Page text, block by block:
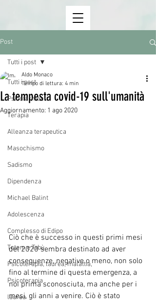
Post
Tutti i post
Psicofarmaci
Terapia
Alleanza terapeutica
Masochismo
Sadismo
Dipendenza
Michael Balint
Adolescenza
Complesso di Edipo
Totem e Tabù
Psicoterapia, laurea, malattia,
Psicoterapia
laurea
Tutti i post
La tempesta covid-19 sull'umanità
Aldo Monaco
Tempo di lettura: 4 min
Aggiornamento: 1 ago 2020
Ciò che è successo in questi primi mesi
del 2020 sembra destinato ad aver
conseguenze, negative o meno, non solo
fino al termine di questa emergenza, a
noi prima sconosciuta, ma anche per i
mesi, gli anni a venire. Ciò è stato